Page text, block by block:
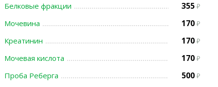
Белковые фракции 355
Мочевина 170
Креатинин 170
Мочевая кислота 170
Проба Реберга 500